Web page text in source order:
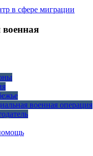
военная операция